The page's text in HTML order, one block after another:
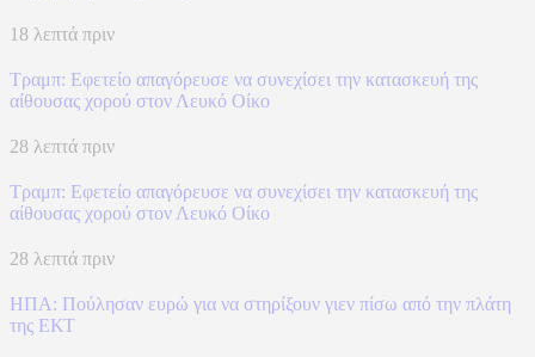
18 λεπτά πριν
Τραμπ: Εφετείο απαγόρευσε να συνεχίσει την κατασκευή της
αίθουσας χορού στον Λευκό Οίκο
28 λεπτά πριν
Τραμπ: Εφετείο απαγόρευσε να συνεχίσει την κατασκευή της
αίθουσας χορού στον Λευκό Οίκο
28 λεπτά πριν
ΗΠΑ: Πούλησαν ευρώ για να στηρίξουν γιεν πίσω από την πλάτη
της ΕΚΤ